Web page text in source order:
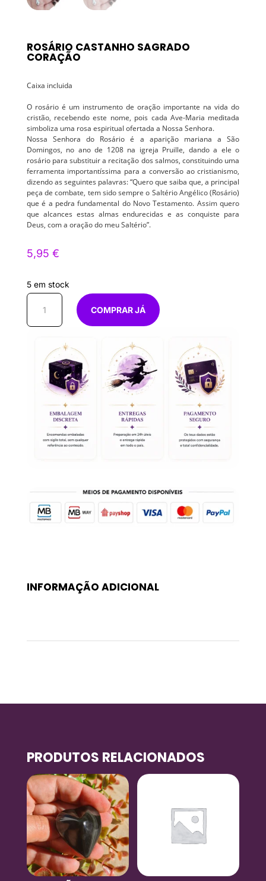
ROSÁRIO CASTANHO SAGRADO
CORAÇÃO
Caixa incluida
O rosário é um instrumento de oração importante na vida do
cristão, recebendo este nome, pois cada Ave-Maria meditada
simboliza uma rosa espiritual ofertada a Nossa Senhora.
Nossa Senhora do Rosário é a aparição mariana a São
Domingos, no ano de 1208 na igreja Pruille, dando a ele o
rosário para substituir a recitação dos salmos, constituindo uma
ferramenta importantíssima para a conversão ao cristianismo,
dizendo as seguintes palavras: “Quero que saiba que, a principal
peça de combate, tem sido sempre o Saltério Angélico (Rosário)
que é a pedra fundamental do Novo Testamento. Assim quero
que alcances estas almas endurecidas e as conquiste para
Deus, com a oração do meu Saltério”.
5,95 €
5 em stock
Quantidade
Castanho
Sagrado
coração
COMPRAR JÁ
INFORMAÇÃO ADICIONAL
PRODUTOS RELACIONADOS